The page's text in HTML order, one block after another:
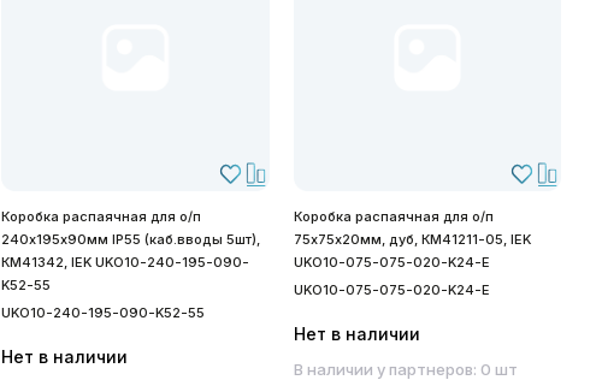
Коробка распаячная для о/п
240х195х90мм IP55 (каб.вводы 5шт),
КМ41342, IEK UKO10-240-195-090-
K52-55
UKO10-240-195-090-K52-55
Нет в наличии
Коробка распаячная для о/п
75х75х20мм, дуб, КМ41211-05, IEK
UKO10-075-075-020-K24-E
UKO10-075-075-020-K24-E
Нет в наличии
В наличии у партнеров: 0 шт